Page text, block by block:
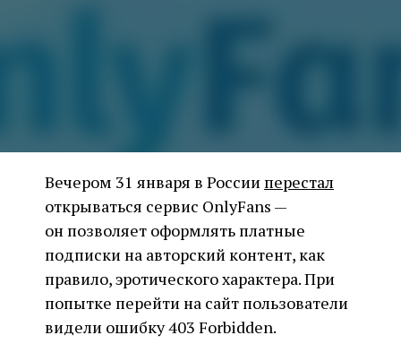
Вечером 31 января в России перестал
открываться сервис OnlyFans —
он позволяет оформлять платные
подписки на авторский контент, как
правило, эротического характера. При
попытке перейти на сайт пользователи
видели ошибку 403 Forbidden.